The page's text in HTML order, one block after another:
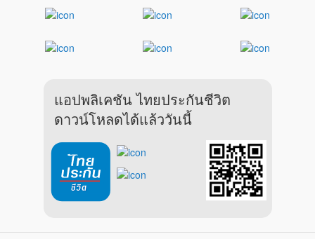
แอปพลิเคชัน ไทยประกันชีวิต
ดาวน์โหลดได้แล้ววันนี้